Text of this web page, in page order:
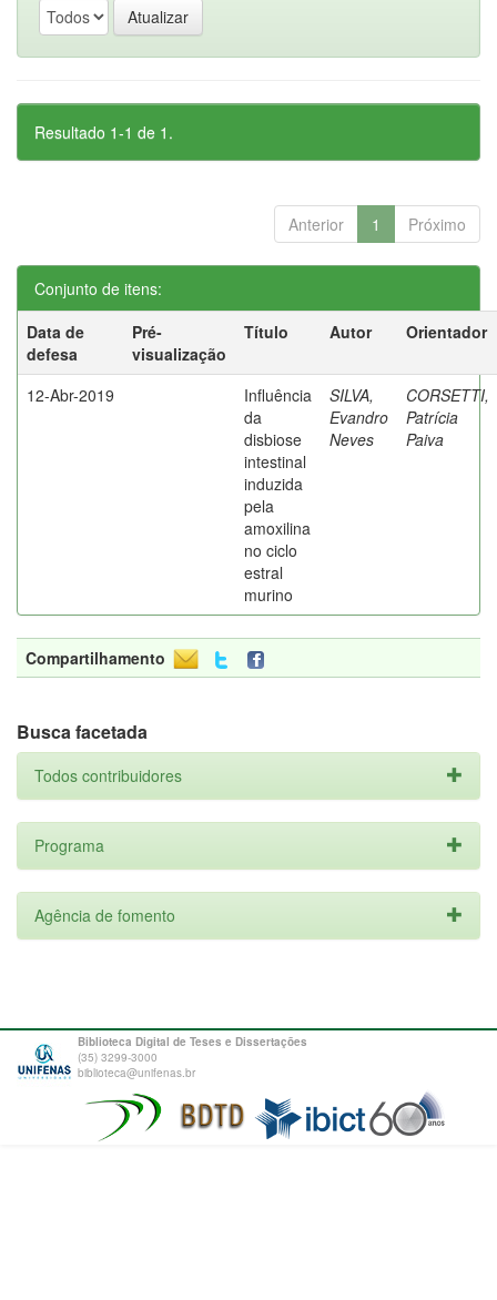
Resultado 1-1 de 1.
Anterior 1 Próximo
Conjunto de itens:
Data de
defesa
Pré-
visualização
Título Autor Orientador
12-Abr-2019
Influência
da
disbiose
intestinal
induzida
pela
amoxilina
no ciclo
estral
murino
SILVA,
Evandro
Neves
CORSETTI,
Patrícia
Paiva
Compartilhamento
Busca facetada
Todos contribuidores
Programa
Agência de fomento
Biblioteca Digital de Teses e Dissertações
(35) 3299-3000
biblioteca@unifenas.br